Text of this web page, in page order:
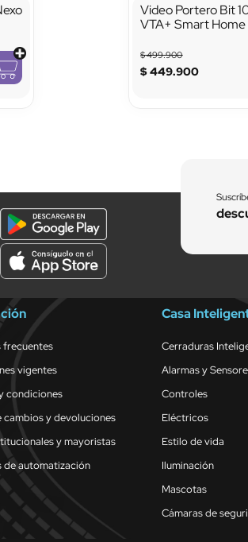
Video Portero Bit
VTA+ Smart Home
$499.900
$449.900
frecuentes
vigentes
condiciones
cambios y devoluciones
y mayoristas
de automatización
Casa
Cerraduras
Alarmas y
Controles
Eléctricos
Estilo de vida
Iluminación
Mascotas
Cámaras de